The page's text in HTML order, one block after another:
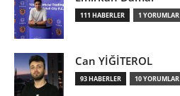
111 HABERLER 1 YORUMLAR
Can YİĞİTEROL
93 HABERLER 10 YORUMLAR